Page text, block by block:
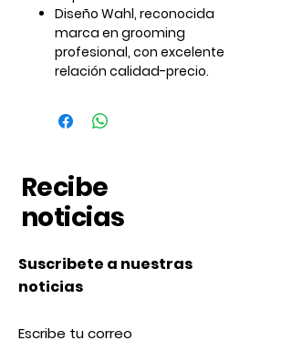
Diseño Wahl, reconocida
marca en grooming
profesional, con excelente
relación calidad-precio.
Recibe
noticias
Suscribete a nuestras
noticias